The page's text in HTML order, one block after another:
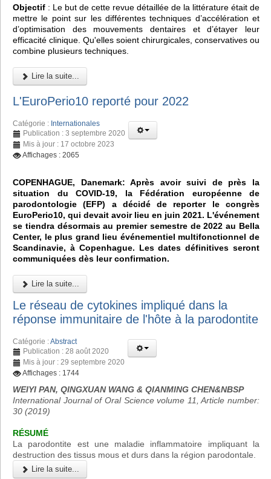
Objectif : Le but de cette revue détaillée de la littérature était de
mettre le point sur les différentes techniques d’accélération et
d’optimisation des mouvements dentaires et d’étayer leur
efficacité clinique. Qu'elles soient chirurgicales, conservatives ou
combine plusieurs techniques.
Lire la suite...
L'EuroPerio10 reporté pour 2022
Catégorie : Internationales
Publication : 3 septembre 2020
Mis à jour : 17 octobre 2023
Affichages : 2065
COPENHAGUE, Danemark: Après avoir suivi de près la
situation du COVID-19, la Fédération européenne de
parodontologie (EFP) a décidé de reporter le congrès
EuroPerio10, qui devait avoir lieu en juin 2021. L'événement
se tiendra désormais au premier semestre de 2022 au Bella
Center, le plus grand lieu événementiel multifonctionnel de
Scandinavie, à Copenhague. Les dates définitives seront
communiquées dès leur confirmation.
Lire la suite...
Le réseau de cytokines impliqué dans la
réponse immunitaire de l'hôte à la parodontite
Catégorie :Abstract
Publication : 28 août 2020
Mis à jour : 29 septembre 2020
Affichages : 1744
WEIYI PAN, QINGXUAN WANG & QIANMING CHEN&NBSP
International Journal of Oral Science volume 11, Article number:
30 (2019)
RÉSUMÉ
La parodontite est une maladie inflammatoire impliquant la
destruction des tissus mous et durs dans la région parodontale.
Lire la suite...